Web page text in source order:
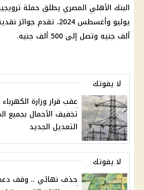
البنك الأهلي المصري يطلق حملة
ألف جنيه وتصل إلى 500 ألف جنيه.
لا يفوتك
عقب قرار وزارة
تخفيف الأحمال بجميع
التعديل الجديد
لا يفوتك